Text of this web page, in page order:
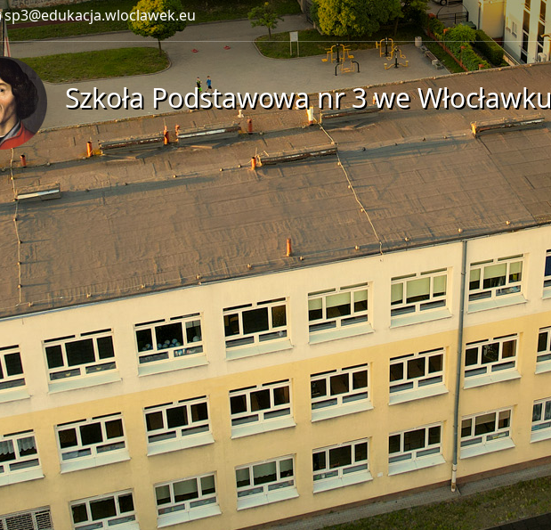
sp3@edukacja.wloclawek.eu
Szkoła Podstawowa nr 3 we